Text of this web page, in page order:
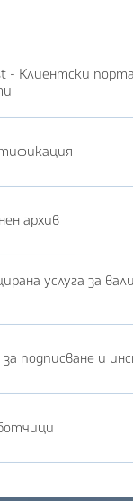
- Клиентски
архив
услуга за
подписване и